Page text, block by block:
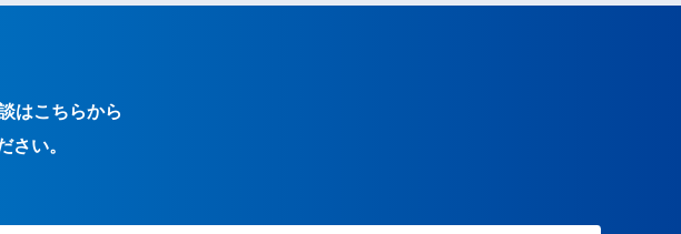
はこちらから
い。